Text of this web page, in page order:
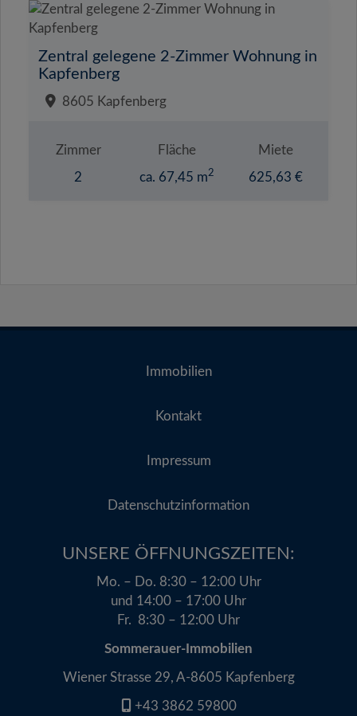
Zentral gelegene 2-Zimmer Wohnung in
Kapfenberg
8605 Kapfenberg
Zimmer
2
Fläche
ca. 67,45 m2
Miete
625,63 €
Immobilien
Kontakt
Impressum
Datenschutzinformation
UNSERE ÖFFNUNGSZEITEN:​
Mo. – Do. 8:30 – 12:00 Uhr
und 14:00 – 17:00 Uhr
Fr. 8:30 – 12:00 Uhr
Sommerauer-Immobilien
Wiener Strasse 29, A-8605 Kapfenberg
+43 3862 59800